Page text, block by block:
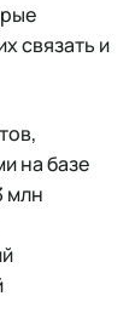
связать и
на базе
млн